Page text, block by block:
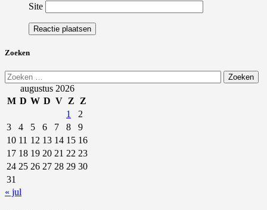
Site
Zoeken
Zoeken
naar:augustus 2026
M D W D V Z
Z
1
2
3
4 5 6 7 8
9
10 11 12 13 14 15 16
17 18 19 20 21 22 23
24 25 26 27 28 29 30
31
« jul